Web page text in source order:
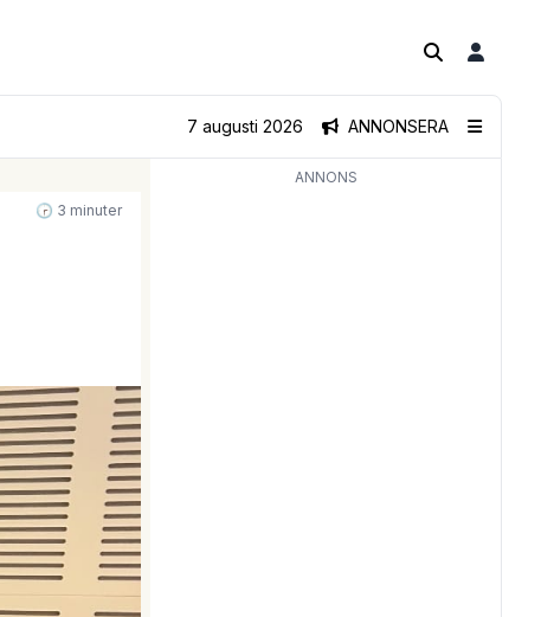
ANNONSERA
7 augusti 2026
🕝 3 minuter
ANNONS